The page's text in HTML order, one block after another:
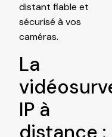
distant fiable et
sécurisé à vos
caméras.
La
IP à